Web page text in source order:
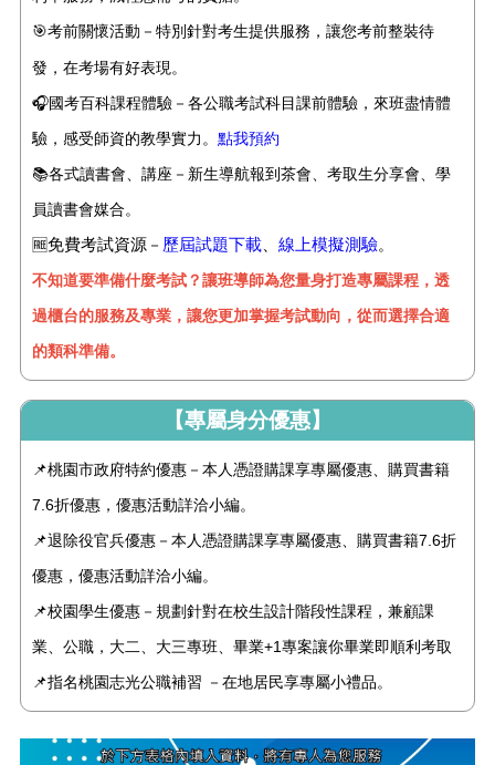
🎯考前關懷活動－特別針對考生提供服務 ，讓您考前整裝待
發，在考場有好表現。
🎧國考百科課程體驗－各公職考試科目課前體驗，來班盡情體
驗，感受師資的教學實力。 點我預約
📚各式讀書會、講座－新生導航報到茶會、考取生分享會、學
員讀書會媒合。
🆓免費考試資源 － 歷屆試題下載、 線上模擬測驗。
不知道要準備什麼考試？讓班導師為您量身打造專屬課程，透
過櫃台的服務及專業，讓您更加掌握考試動向，從而選擇合適
的類科準備。
【專屬身分優惠】
📌桃園市政府特約優惠－本人憑證購課享專屬優惠、購買書籍
7.6折優惠，優惠活動詳洽小編。
📌退除役官兵優惠－本人憑證購課享專屬優惠、購買書籍7.6折
優惠，優惠活動詳洽小編。
📌校園學生優惠－規劃針對在校生設計階段性課程，兼顧課
業、公職，大二、大三專班、畢業+1專案讓你畢業即順利考取
📌指名桃園志光公職補習 －在地居民享專屬小禮品。